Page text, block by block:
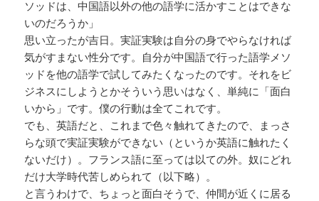
ソッドは、中国語以外の他の語学に活かすことはできな
いのだろうか」
思い立ったが吉日。実証実験は自分の身でやらなければ
気がすまない性分です。自分が中国語で行った語学メソ
ッドを他の語学で試してみたくなったのです。それをビ
ジネスにしようとかそういう思いはなく、単純に「面白
いから」です。僕の行動は全てこれです。
でも、英語だと、これまで色々触れてきたので、まっさ
らな頭で実証実験ができない（というか英語に触れたく
ないだけ）。フランス語に至っては以ての外。奴にどれ
だけ大学時代苦しめられて（以下略）。
と言うわけで、ちょっと面白そうで、仲間が近くに居る